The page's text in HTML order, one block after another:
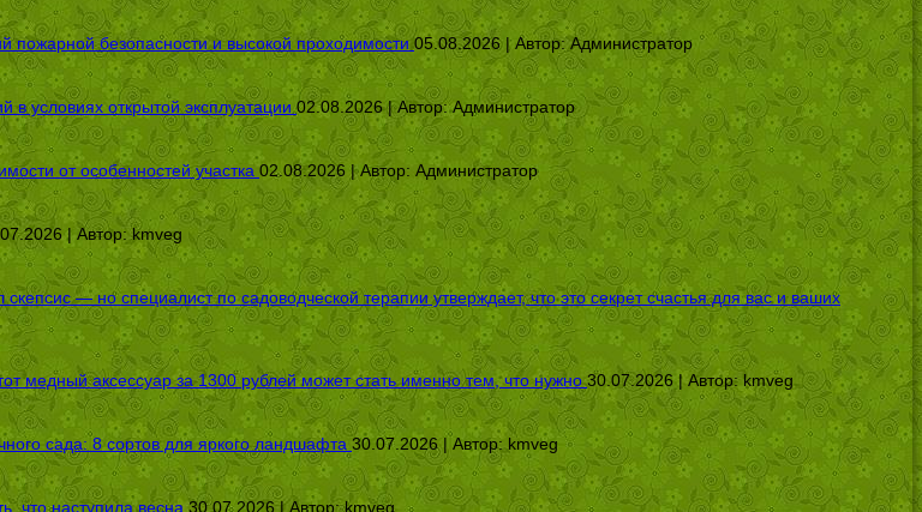
пожарной безопасности и высокой проходимости 05.08.2026 | Автор:Администратор
в условиях открытой эксплуатации 02.08.2026 | Автор:Администратор
от особенностей участка 02.08.2026 | Автор: Администратор
| Автор:kmveg
— но специалист по садоводческой терапии утверждает, что это секрет счастья для вас и ваших
медный аксессуар за 1300 рублей может стать именно тем, что нужно 30.07.2026 | Автор: kmveg
сада: 8 сортов для яркого ландшафта 30.07.2026 | Автор: kmveg
что наступила весна 30.07.2026 | Автор:kmveg